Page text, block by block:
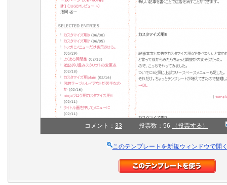
コメント： 33 投票数：56 （投票する）
このテンプレートを新規ウィンドウで開